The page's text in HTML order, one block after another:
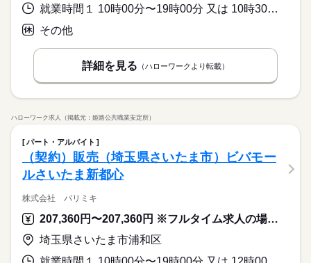
お仕事の特徴
働く人の待遇向上
大量募集
交通費
就業時間・曜日
シフト勤務
働き方・環境
大手企業
ブランクOK 社会保険制度
給与 月給 242,000円～
・218,000円～
・残業15時間を含んだ収入例の金額となります
・08：30～17：30 ・09：00～18：00 ・09：30～18：30 ・10：
00～19：00 など 就業時間は配属店舗によって異なります♪ （実
働8時間/休憩60分）
休日・休暇
◆365日稼働/週5日勤務
携帯販売のSTAFF募集です！
未経験の方や、正社員経験がなくても大丈夫◎
入職まで弊社の担当が手厚くサポートいたします！！
未経験OK 新卒・第二 20代活躍 30代活躍 人材紹介
募集条件
大量募集 交通費 勤務地固定
就業時間・曜日
残業なし 残20未満 平日休み
家庭都合休可
働き方・環境
と接するのが好きな方 ・無理のない働き方でもしっかり成長し
さい。
応募資格
【こんな経験が活かせます】
◇接客・販売経験
◇データ入力など事務経験
基本月給例
・218,000円～
・残業15時間を含んだ収入例の金額となります
00～19：00 など 就業時間は配属店舗によって異なります♪ （実
働8時間/休憩60分）
続きを読む
応募する
就業時間１ 10時00分〜19時00分 又は 10時30分〜19時30分の時間の間の8時間程度 就業時間に関する特記事項 勤務時間・曜日は相談に応じます。お気軽にお問合せください。
その他
詳細を見る （ハローワークより転載）
ハローワーク求人（掲載元：姫路公共職業安定所）
パート・アルバイト
（契約）販売（埼玉県さいたま市）ビバモー
ルさいたま新都心
株式会社 パリミキ
207,360円〜207,360円 ※フルタイム求人の場合は月額（換算額）、パート求人の場合は時間額を表示しています。
埼玉県さいたま市浦和区